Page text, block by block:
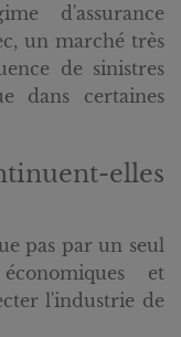
d'assurance
un marché très
de sinistres
dans certaines
elles
pas par un seul
et
l'industrie de